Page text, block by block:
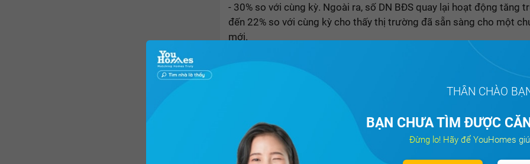
- 30% so với cùng kỳ. Ngoài ra, số DN BĐS quay lại hoạt động tăng
đến 22% so với cùng kỳ cho thấy thị trường đã sẵn sàng cho một
mới.
TS Phạm Anh Khôi, Viện trưởng Viện DXS - FERI, nhận định các chủ
chính với mức tăng trưởng vượt trội so với năm 2023. Một số chủ
sản phẩm, nhân sự để trở lại thị trường.
THÂN CHÀO
BẠN CHƯA TÌM ĐƯỢC
Đừng lo! Hãy để YouHomes